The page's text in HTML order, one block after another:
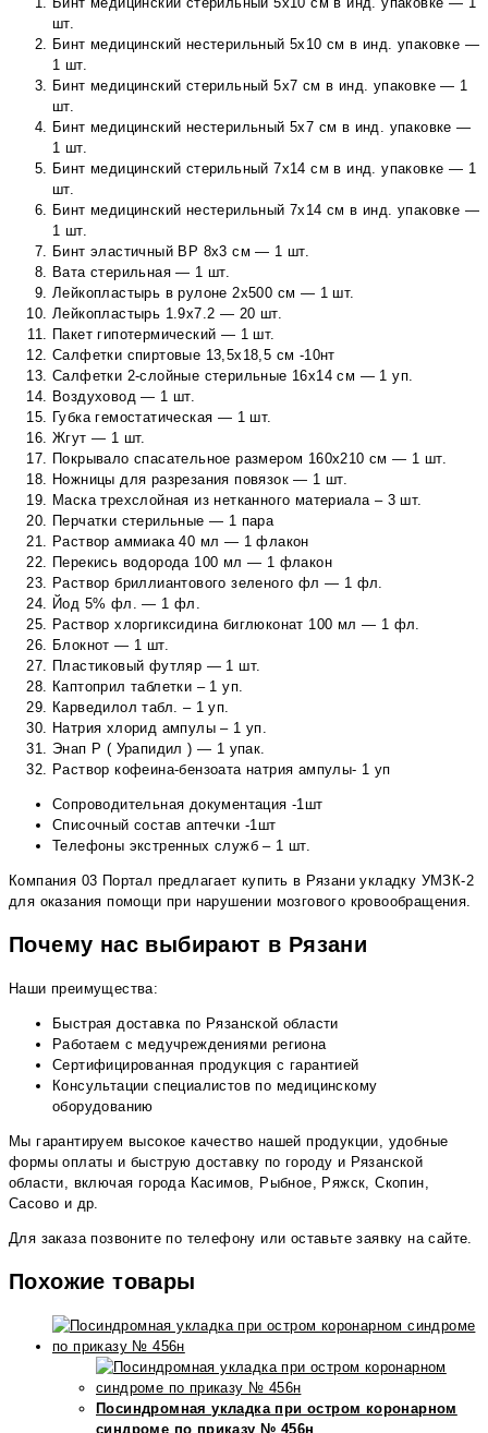
шт.
Бинт медицинский нестерильный 5х10 см в инд. упаковке —
1 шт.
Бинт медицинский стерильный 5х7 см в инд. упаковке — 1
шт.
Бинт медицинский нестерильный 5х7 см в инд. упаковке —
1 шт.
Бинт медицинский стерильный 7х14 см в инд. упаковке — 1
шт.
Бинт медицинский нестерильный 7х14 см в инд. упаковке —
1 шт.
Бинт эластичный ВР 8х3 см — 1 шт.
Вата стерильная — 1 шт.
Лейкопластырь в рулоне 2х500 см — 1 шт.
Лейкопластырь 1.9х7.2 — 20 шт.
Пакет гипотермический — 1 шт.
Салфетки спиртовые 13,5х18,5 см -10нт
Салфетки 2-слойные стерильные 16х14 см — 1 уп.
Воздуховод — 1 шт.
Губка гемостатическая — 1 шт.
Жгут — 1 шт.
Покрывало спасательное размером 160х210 см — 1 шт.
Ножницы для разрезания повязок — 1 шт.
Маска трехслойная из нетканного материала – 3 шт.
Перчатки стерильные — 1 пара
Раствор аммиака 40 мл — 1 флакон
Перекись водорода 100 мл — 1 флакон
Раствор бриллиантового зеленого фл — 1 фл.
Йод 5% фл. — 1 фл.
Раствор хлоргиксидина биглюконат 100 мл — 1 фл.
Блокнот — 1 шт.
Пластиковый футляр — 1 шт.
Каптоприл таблетки – 1 уп.
Карведилол табл. – 1 уп.
Натрия хлорид ампулы – 1 уп.
Энап Р ( Урапидил ) — 1 упак.
Раствор кофеина-бензоата натрия ампулы- 1 уп
Сопроводительная документация -1шт
Списочный состав аптечки -1шт
Телефоны экстренных служб – 1 шт.
Компания 03 Портал предлагает купить в Рязани укладку УМЗК-2
для оказания помощи при нарушении мозгового кровообращения.
Почему нас выбирают в Рязани
Наши преимущества:
Быстрая доставка по Рязанской области
Работаем с медучреждениями региона
Сертифицированная продукция с гарантией
Консультации специалистов по медицинскому
оборудованию
Мы гарантируем высокое качество нашей продукции, удобные
формы оплаты и быструю доставку по городу и Рязанской
области, включая города Касимов, Рыбное, Ряжск, Скопин,
Сасово и др.
Для заказа позвоните по телефону или оставьте заявку на сайте.
Похожие товары
Посиндромная укладка при остром коронарном
синдроме по приказу № 456н